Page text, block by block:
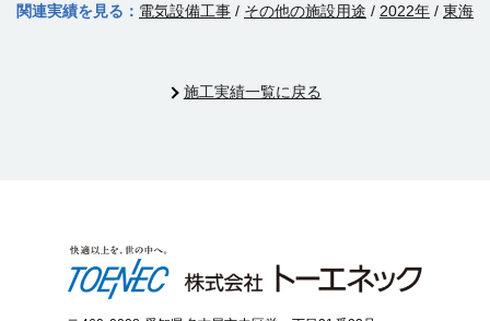
関連実績を見る： 電気設備工事 / その他の施設用途 / 2022年 / 東海
施工実績一覧に戻る